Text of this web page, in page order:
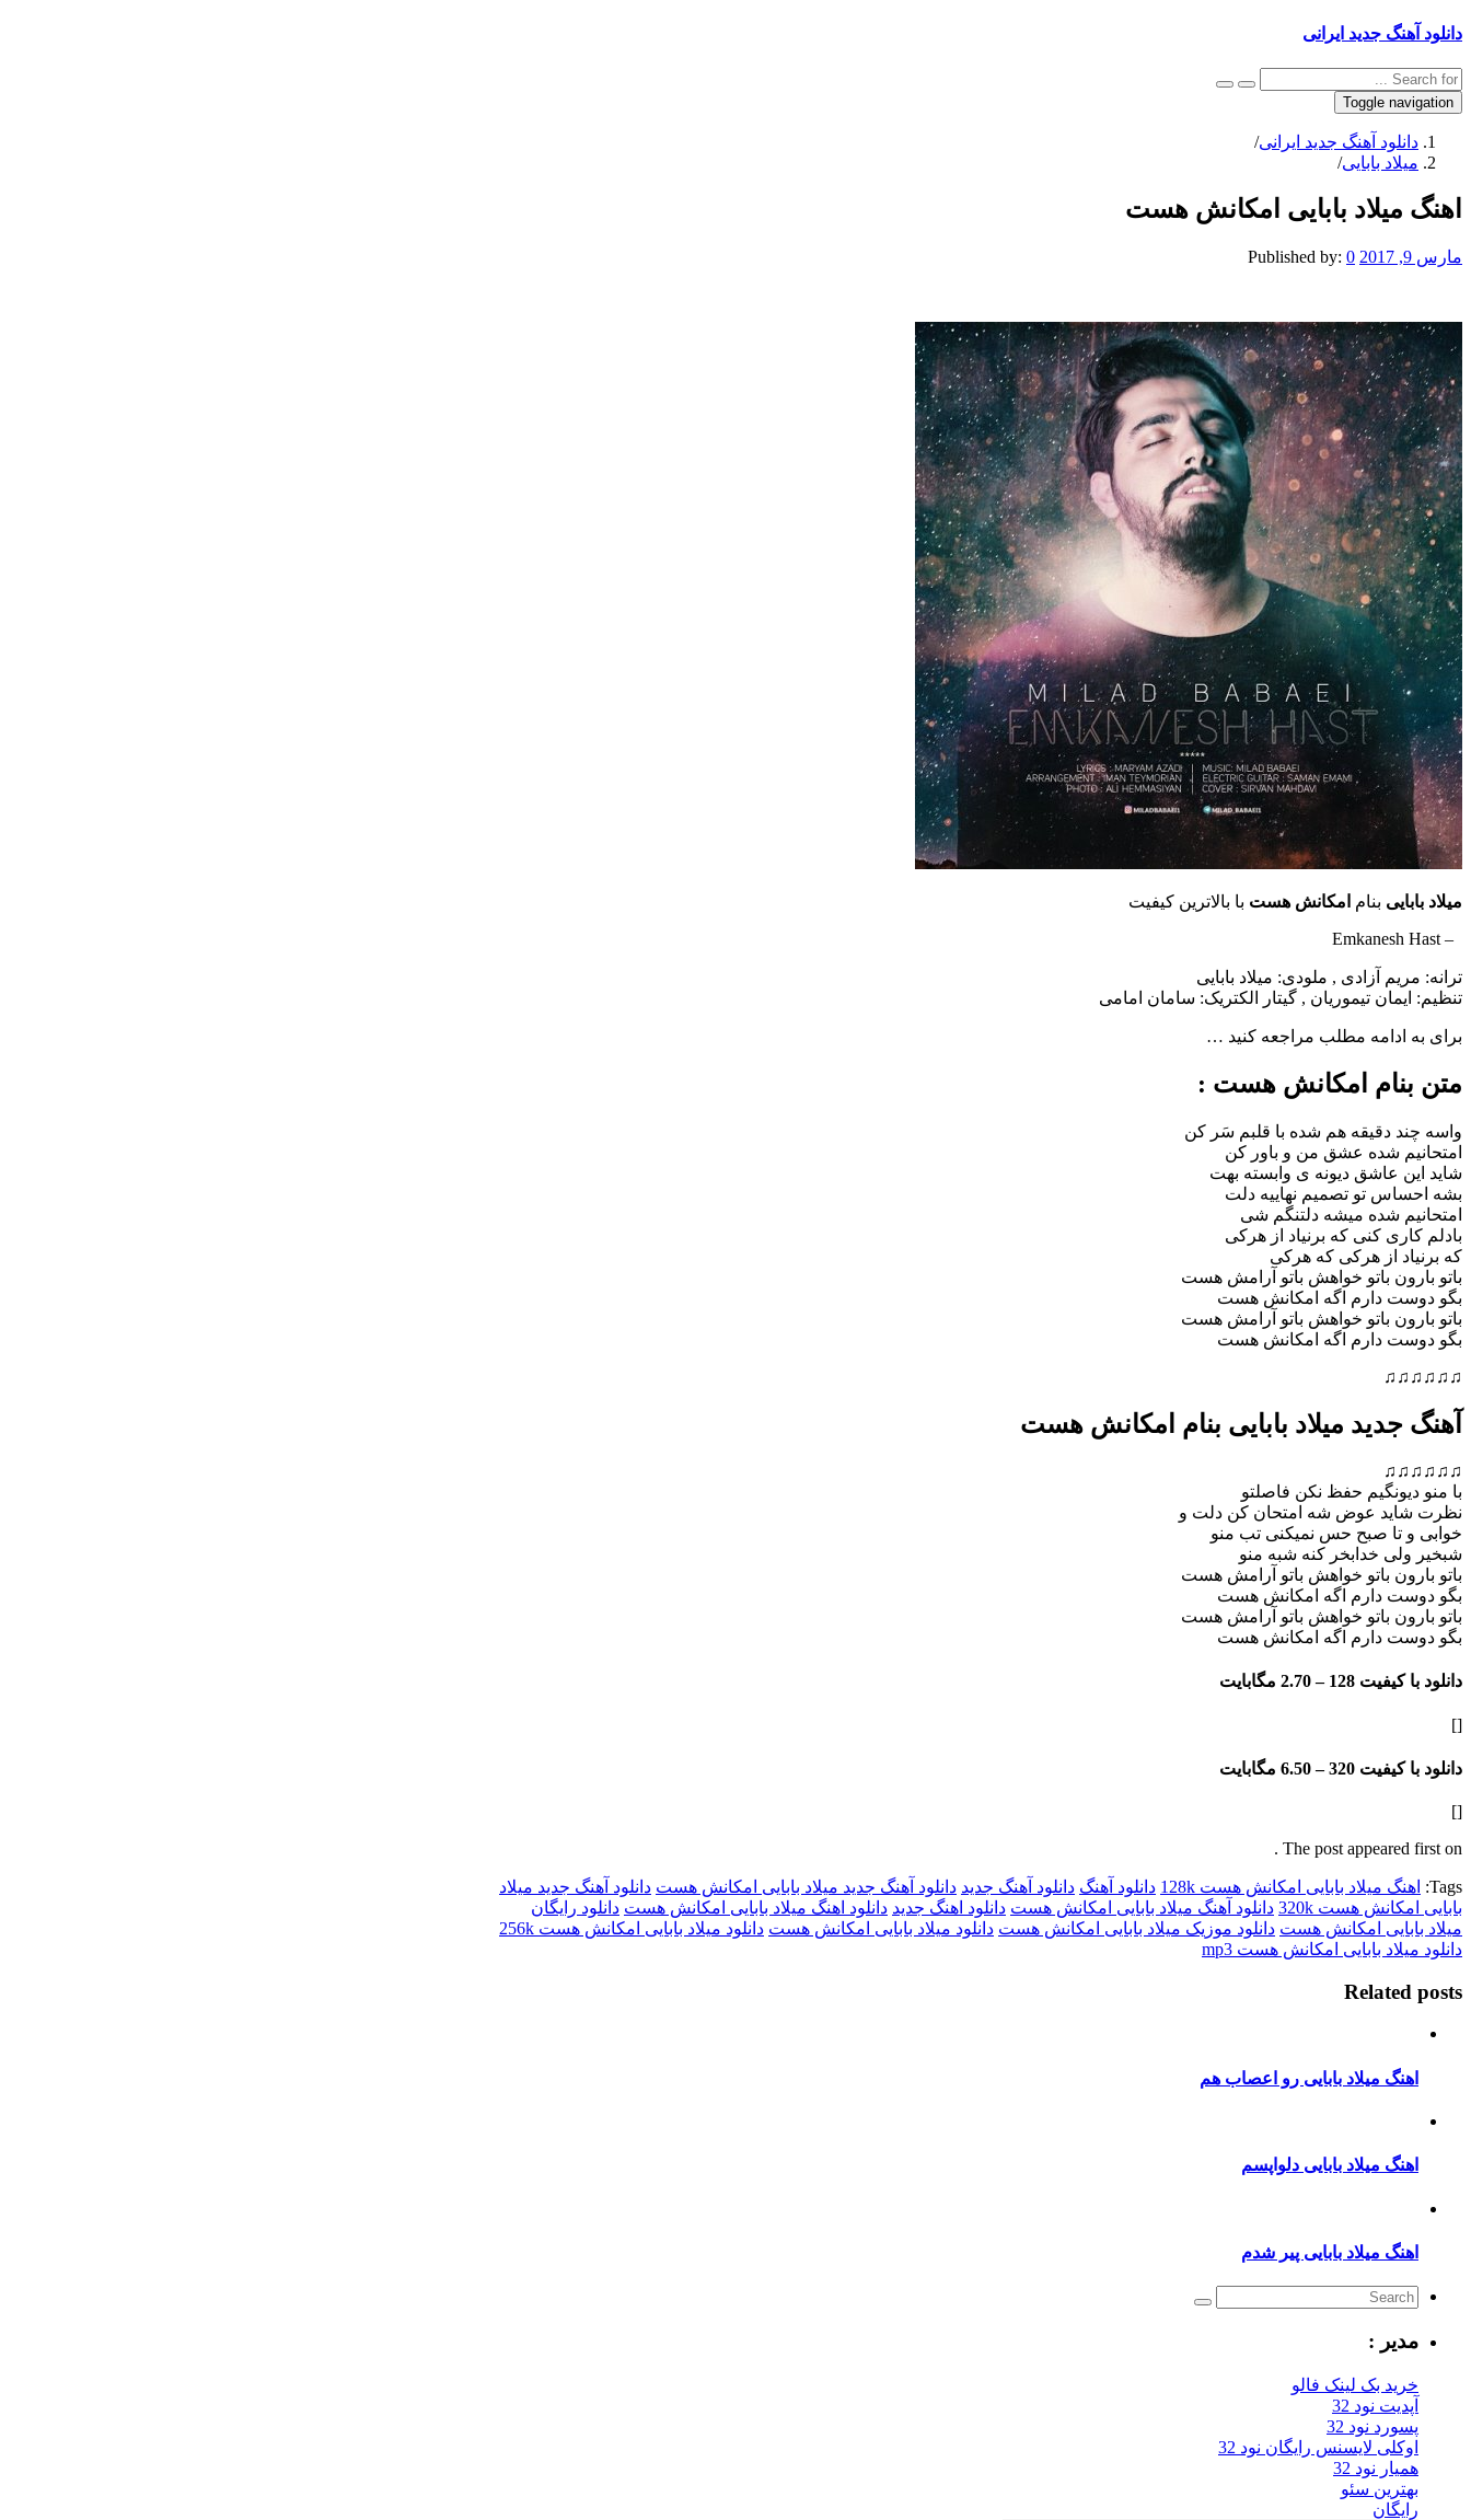
دانلود آهنگ جدید ایرانی
Toggle navigation
دانلود آهنگ جدید ایرانی/
میلاد بابایی/
اهنگ میلاد بابایی امکانش هست
مارس 9, 2017 Published by: 0
میلاد بابایی بنام امکانش هست با بالاترین کیفیت
– Emkanesh Hast
ترانه: مریم آزادی , ملودی: میلاد بابایی
تنظیم: ایمان تیموریان , گیتار الکتریک: سامان امامی
برای به ادامه مطلب مراجعه کنید …
متن بنام امکانش هست :
واسه چند دقیقه هم شده با قلبم سَر کن
امتحانیم شده عشق من و باور کن
شاید این عاشق دیونه ی وابسته بهت
بشه احساس تو تصمیم نهاییه دلت
امتحانیم شده میشه دلتنگم شی
بادلم کاری کنی که برنیاد از هرکی
که برنیاد از هرکی که هرکی
باتو بارون باتو خواهش باتو آرامش هست
بگو دوست دارم اگه امکانش هست
باتو بارون باتو خواهش باتو آرامش هست
بگو دوست دارم اگه امکانش هست
♫♫♫♫♫♫
آهنگ جدید میلاد بابایی بنام امکانش هست
♫♫♫♫♫♫
با منو دیونگیم حفظ نکن فاصلتو
نظرت شاید عوض شه امتحان کن دلت و
خوابی و تا صبح حس نمیکنی تب منو
شبخیر ولی خدابخر کنه شبه منو
باتو بارون باتو خواهش باتو آرامش هست
بگو دوست دارم اگه امکانش هست
باتو بارون باتو خواهش باتو آرامش هست
بگو دوست دارم اگه امکانش هست
دانلود با کیفیت 128 – 2.70 مگابایت
[]
دانلود با کیفیت 320 – 6.50 مگابایت
[]
The post appeared first on .
Tags: اهنگ میلاد بابایی امکانش هست 128k دانلود آهنگ دانلود آهنگ جدید دانلود آهنگ جدید میلاد بابایی امکانش هست دانلود آهنگ جدید میلاد
بابایی امکانش هست 320k
دانلود آهنگ میلاد بابایی امکانش هست دانلود اهنگ جدید دانلود اهنگ میلاد بابایی امکانش هست دانلود رایگان
میلاد بابایی امکانش هست دانلود موزیک میلاد بابایی امکانش هست دانلود میلاد بابایی امکانش هست دانلود میلاد بابایی امکانش هست 256k
دانلود میلاد بابایی امکانش هست mp3
Related posts
اهنگ میلاد بابایی رو اعصاب هم
اهنگ میلاد بابایی دلواپسم
اهنگ میلاد بابایی پیر شدم
مدیر :
خرید بک لینک فالو
آپدیت نود 32
پسورد نود 32
اوکلی لایسنس رایگان نود 32
همیار نود 32
بهترین سئو
رایگان